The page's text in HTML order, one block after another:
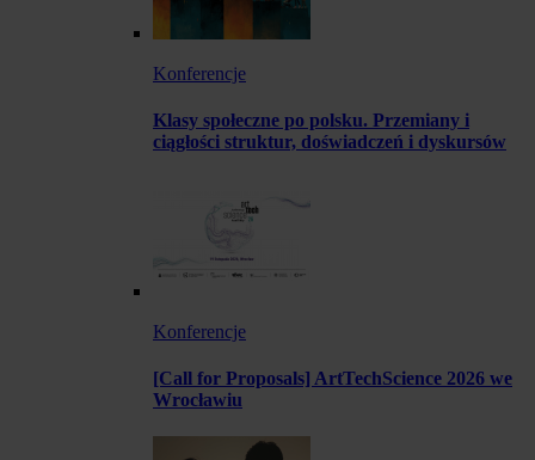
Konferencje
Klasy społeczne po polsku. Przemiany i
ciągłości struktur, doświadczeń i dyskursów
Konferencje
[Call for Proposals] ArtTechScience 2026 we
Wrocławiu